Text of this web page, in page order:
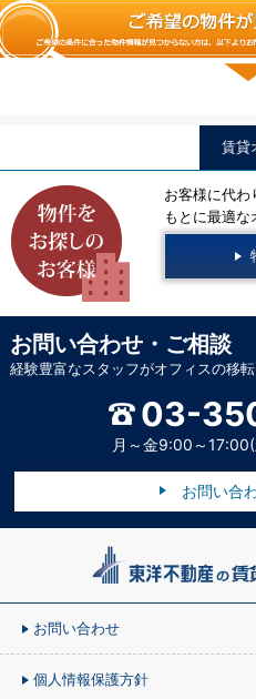
賃貸
お客様に代わ
もとに最適な
お問い合わせ・ご相談
経験豊富なスタッフがオフィスの移転
03-
月～金9:00～
お問い合
お問い合わせ
個人情報保護方針